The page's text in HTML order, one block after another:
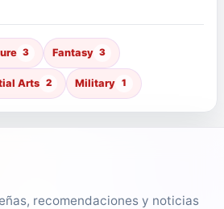
3 Fantasy 3
Arts 2 Military 1
recomendaciones y noticias